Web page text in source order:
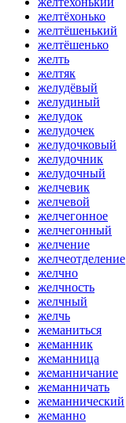
желтёхонько
желтёшенький
желтёшенько
желть
желтяк
желудёвый
желудиный
желудок
желудочек
желудочковый
желудочник
желудочный
желчевик
желчевой
желчегонное
желчегонный
желчение
желчеотделение
желчно
желчность
желчный
желчь
жеманиться
жеманник
жеманница
жеманничание
жеманничать
жеманнический
жеманно